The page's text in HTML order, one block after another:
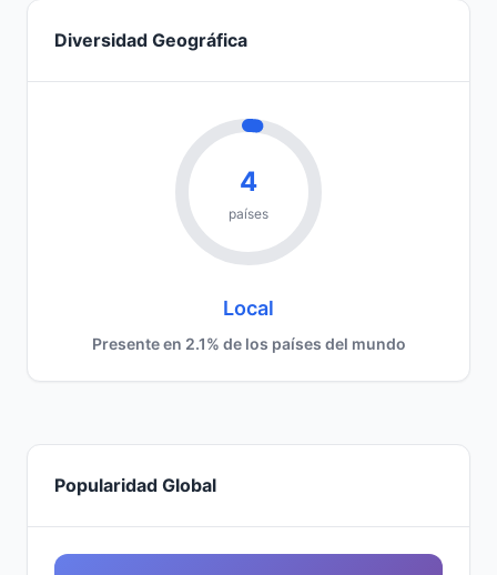
Diversidad Geográfica
4
países
Local
Presente en 2.1% de los países del mundo
Popularidad Global